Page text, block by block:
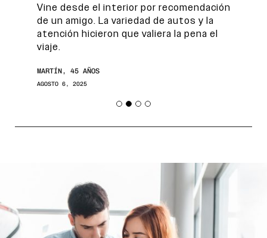
Vine desde el interior por recomendación
de un amigo. La variedad de autos y la
atención hicieron que valiera la pena el
viaje.
MARTÍN, 45 AÑOS
AGOSTO 6, 2025